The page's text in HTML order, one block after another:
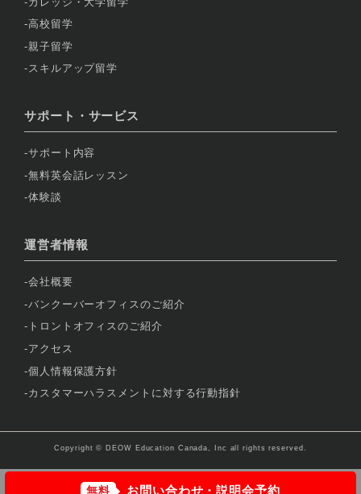
高校留学
親子留学
スキルアップ留学
サポート・サービス
サポート内容
無料英会話レッスン
体験談
運営者情報
会社概要
バンクーバーオフィスのご紹介
トロントオフィスのご紹介
アクセス
個人情報保護方針
カスタマーハラスメントに対する行動指針
Copyright © DEOW Education Canada, Inc all rights reserved.
無料 お問い合わせ・説明会予約